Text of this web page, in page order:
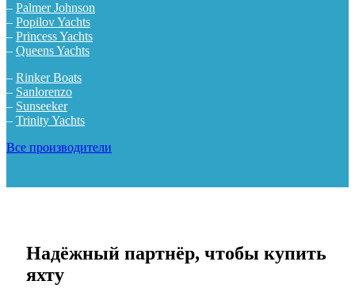
– Palmer Johnson
– Popilov Yachts
– Princess Yachts
– Queens Yachts
– Rinker Boats
– Sanlorenzo
– Sunseeker
– Trinity Yachts
Все производители
Надёжный партнёр, чтобы купить
яхту